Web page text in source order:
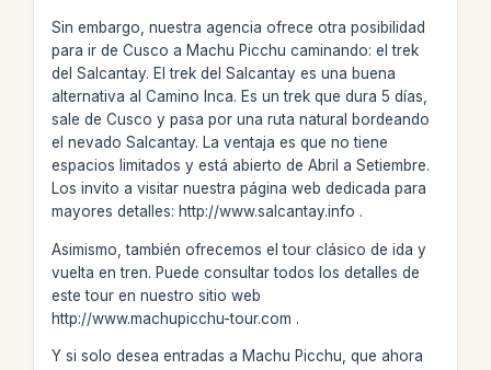
Sin embargo, nuestra agencia ofrece otra posibilidad
para ir de Cusco a Machu Picchu caminando: el trek
del Salcantay. El trek del Salcantay es una buena
alternativa al Camino Inca. Es un trek que dura 5 días,
sale de Cusco y pasa por una ruta natural bordeando
el nevado Salcantay. La ventaja es que no tiene
espacios limitados y está abierto de Abril a Setiembre.
Los invito a visitar nuestra página web dedicada para
mayores detalles: http://www.salcantay.info .
Asimismo, también ofrecemos el tour clásico de ida y
vuelta en tren. Puede consultar todos los detalles de
este tour en nuestro sitio web
http://www.machupicchu-tour.com .
Y si solo desea entradas a Machu Picchu, que ahora